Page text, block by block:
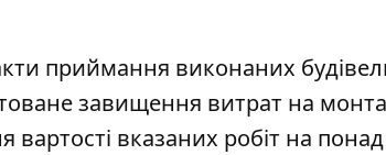
приймання виконаних
завищення витрат на
вказаних робіт на